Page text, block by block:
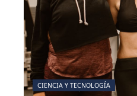
CIENCIA Y TECNOLOGÍA